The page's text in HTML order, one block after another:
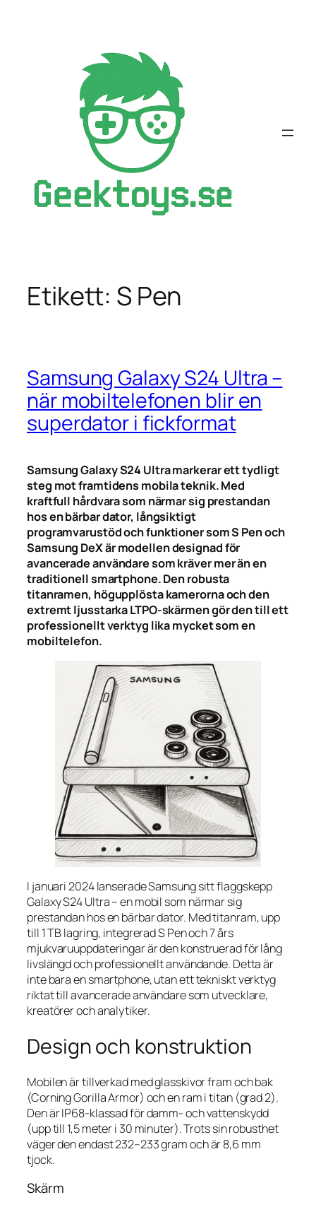
Etikett: S Pen
Samsung Galaxy S24 Ultra –
när mobiltelefonen blir en
superdator i fickformat
Samsung Galaxy S24 Ultra markerar ett tydligt
steg mot framtidens mobila teknik. Med
kraftfull hårdvara som närmar sig prestandan
hos en bärbar dator, långsiktigt
programvarustöd och funktioner som S Pen och
Samsung DeX är modellen designad för
avancerade användare som kräver mer än en
traditionell smartphone. Den robusta
titanramen, högupplösta kamerorna och den
extremt ljusstarka LTPO-skärmen gör den till ett
professionellt verktyg lika mycket som en
mobiltelefon.
I januari 2024 lanserade Samsung sitt flaggskepp
Galaxy S24 Ultra – en mobil som närmar sig
prestandan hos en bärbar dator. Med titanram, upp
till 1 TB lagring, integrerad S Pen och 7 års
mjukvaruuppdateringar är den konstruerad för lång
livslängd och professionellt användande. Detta är
inte bara en smartphone, utan ett tekniskt verktyg
riktat till avancerade användare som utvecklare,
kreatörer och analytiker.
Design och konstruktion
Mobilen är tillverkad med glasskivor fram och bak
(Corning Gorilla Armor) och en ram i titan (grad 2).
Den är IP68-klassad för damm- och vattenskydd
(upp till 1,5 meter i 30 minuter). Trots sin robusthet
väger den endast 232–233 gram och är 8,6 mm
tjock.
Skärm